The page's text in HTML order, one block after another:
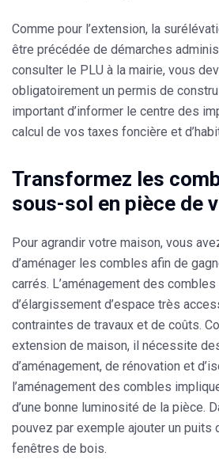
Comme pour l’extension, la
être précédée de démarches
consulter le PLU à la mairie, vous
obligatoirement un permis de
important d’informer le centre des
calcul de vos taxes foncière et
Transformez les
sous-sol en pièce de
Pour agrandir votre maison, vous
d’aménager les combles afin de
carrés. L’aménagement des
d’élargissement d’espace très
contraintes de travaux et de coûts.
extension de maison, il nécessite
d’aménagement, de rénovation et
l’aménagement des combles
d’une bonne luminosité de la pièce.
pouvez par exemple ajouter un puits
fenêtres de bois.